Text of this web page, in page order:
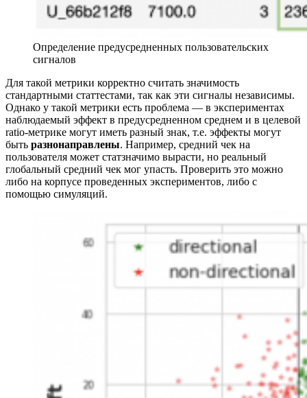
Определение предусредненных пользовательских
сигналов
Для такой метрики корректно считать значимость
стандартными статтестами, так как эти сигналы независимы.
Однако у такой метрики есть проблема — в экспериментах
наблюдаемый эффект в предусредненном среднем и в целевой
ratio-метрике могут иметь разный знак, т.е. эффекты могут
быть разнонаправлены. Например, средний чек на
пользователя может статзначимо вырасти, но реальный
глобальный средний чек мог упасть. Проверить это можно
либо на корпусе проведенных экспериментов, либо с
помощью симуляций.